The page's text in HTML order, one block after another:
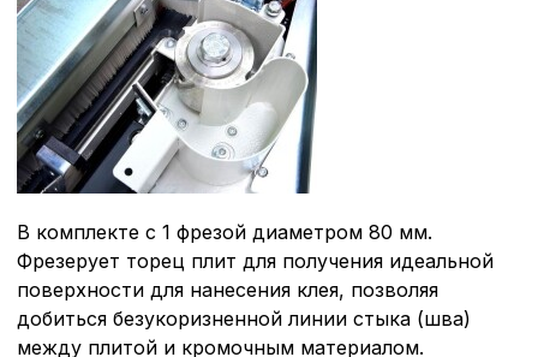
В комплекте с 1 фрезой диаметром 80 мм.
Фрезерует торец плит для получения идеальной
поверхности для нанесения клея, позволяя
добиться безукоризненной линии стыка (шва)
между плитой и кромочным материалом.